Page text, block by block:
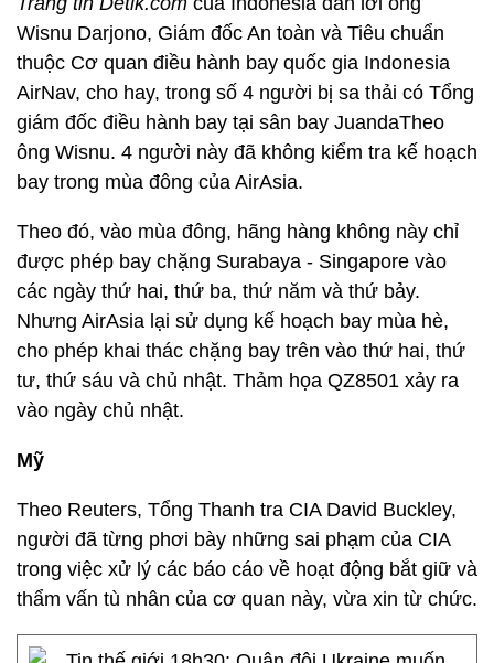
Wisnu Darjono, Giám đốc An toàn và Tiêu chuẩn
thuộc Cơ quan điều hành bay quốc gia Indonesia
AirNav, cho hay, trong số 4 người bị sa thải có Tổng
giám đốc điều hành bay tại sân bay JuandaTheo
ông Wisnu. 4 người này đã không kiểm tra kế hoạch
bay trong mùa đông của AirAsia.
Theo đó, vào mùa đông, hãng hàng không này chỉ
được phép bay chặng Surabaya - Singapore vào
các ngày thứ hai, thứ ba, thứ năm và thứ bảy.
Nhưng AirAsia lại sử dụng kế hoạch bay mùa hè,
cho phép khai thác chặng bay trên vào thứ hai, thứ
tư, thứ sáu và chủ nhật. Thảm họa QZ8501 xảy ra
vào ngày chủ nhật.
Mỹ
Theo Reuters, Tổng Thanh tra CIA David Buckley,
người đã từng phơi bày những sai phạm của CIA
trong việc xử lý các báo cáo về hoạt động bắt giữ và
thẩm vấn tù nhân của cơ quan này, vừa xin từ chức.